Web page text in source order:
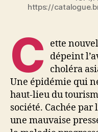
https://
C
ette
dépeint
choléra
Une épidémie qui
haut-lieu du
société. Cachée
une mauvaise